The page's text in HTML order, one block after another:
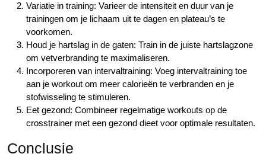
Variatie in training: Varieer de intensiteit en duur van je
trainingen om je lichaam uit te dagen en plateau’s te
voorkomen.
Houd je hartslag in de gaten: Train in de juiste hartslagzone
om vetverbranding te maximaliseren.
Incorporeren van intervaltraining: Voeg intervaltraining toe
aan je workout om meer calorieën te verbranden en je
stofwisseling te stimuleren.
Eet gezond: Combineer regelmatige workouts op de
crosstrainer met een gezond dieet voor optimale resultaten.
Conclusie